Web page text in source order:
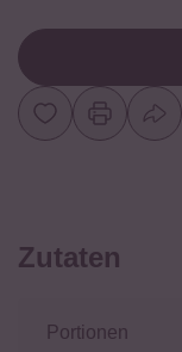
Zutaten
Portionen